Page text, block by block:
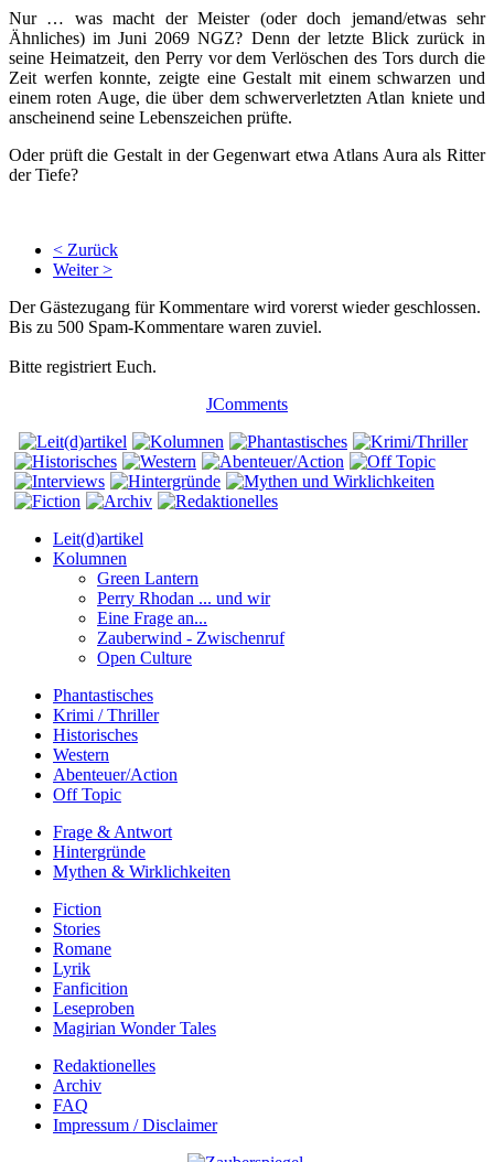
Nur … was macht der Meister (oder doch jemand/etwas sehr
Ähnliches) im Juni 2069 NGZ? Denn der letzte Blick zurück in
seine Heimatzeit, den Perry vor dem Verlöschen des Tors durch die
Zeit werfen konnte, zeigte eine Gestalt mit einem schwarzen und
einem roten Auge, die über dem schwerverletzten Atlan kniete und
anscheinend seine Lebenszeichen prüfte.
Oder prüft die Gestalt in der Gegenwart etwa Atlans Aura als Ritter
der Tiefe?
< Zurück
Weiter >
Der Gästezugang für Kommentare wird vorerst wieder geschlossen.
Bis zu 500 Spam-Kommentare waren zuviel.
Bitte registriert Euch.
JComments
Leit(d)artikel
Kolumnen
Green Lantern
Perry Rhodan ... und wir
Eine Frage an...
Zauberwind - Zwischenruf
Open Culture
Phantastisches
Krimi / Thriller
Historisches
Western
Abenteuer/Action
Off Topic
Frage & Antwort
Hintergründe
Mythen & Wirklichkeiten
Fiction
Stories
Romane
Lyrik
Fanficition
Leseproben
Magirian Wonder Tales
Redaktionelles
Archiv
FAQ
Impressum / Disclaimer